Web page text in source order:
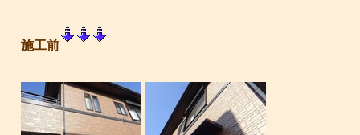
施工前